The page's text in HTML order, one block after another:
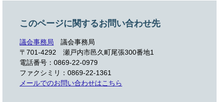
このページに関するお問い合わせ先
議会事務局
議会事務局
〒701-4292
瀬戸内市邑久町尾張300番地1
電話番号：0869-22-0979
ファクシミリ：0869-22-1361
メールでのお問い合わせはこちら